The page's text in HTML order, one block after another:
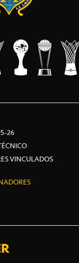
26
VINCULADOS